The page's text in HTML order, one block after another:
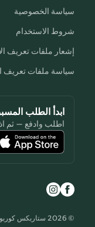
سياسة الخصوصية
شروط الاستخدام
إشعار ملفات تعريف
سياسة ملفات تعريف
ابدأ الطلب
اطلب وادفع — ثم
© 2026 ستاربكس كوربوريشن.